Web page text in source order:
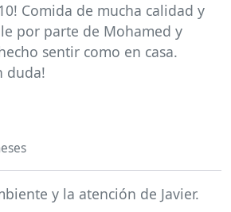
Comida de mucha calidad y
por parte de Mohamed y
sentir como en casa.
duda!
y la atención de Javier.